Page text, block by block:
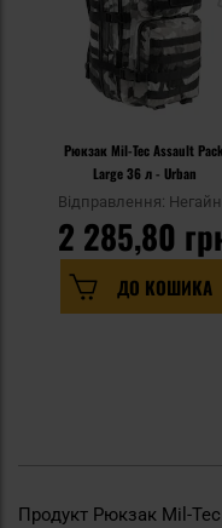
Рюкзак Mil-Tec Assault Pack
Large 36 л - Urban
Відправлення:
2 285,80
ДО КОШИКА
Продукт Рюкзак Mil-